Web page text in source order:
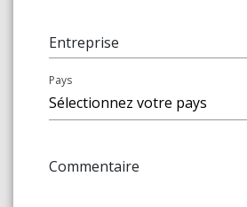
Entreprise
Pays
Commentaire